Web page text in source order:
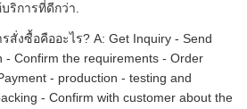
ริการที่ดีกว่า.
สั่งซื้อคืออะไร? A: Get Inquiry - Send
- Confirm the requirements - Order
- production - testing and
- Confirm with customer about the